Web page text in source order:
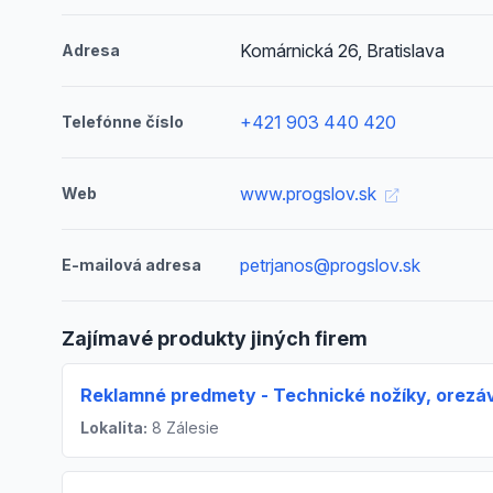
Adresa Komárnická 26, Bratislava
Telefónne číslo +421 903 440 420
Web www.progslov.sk
E-mailová adresa petrjanos@progslov.sk
Zajímavé produkty jiných firem
Reklamné predmety - Technické nožíky,
Lokalita: 8 Zálesie